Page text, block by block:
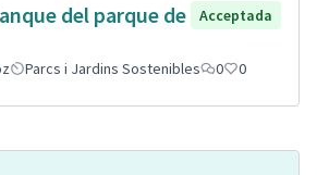
del parque de
Acceptada
Parcs i Jardins Sostenibles 0 0